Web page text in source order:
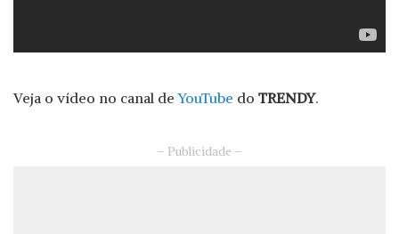
Veja o vídeo no canal deYouTube do TRENDY.
– Publicidade –